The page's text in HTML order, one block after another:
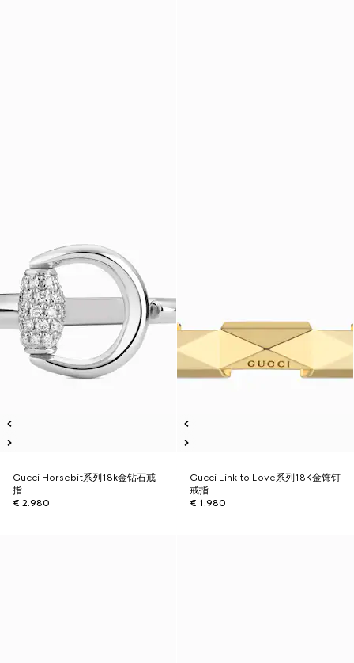
Gucci Horsebit系列18k金钻石戒
指
€ 2.980
Gucci Link to Love系列18K金饰钉
戒指
€ 1.980